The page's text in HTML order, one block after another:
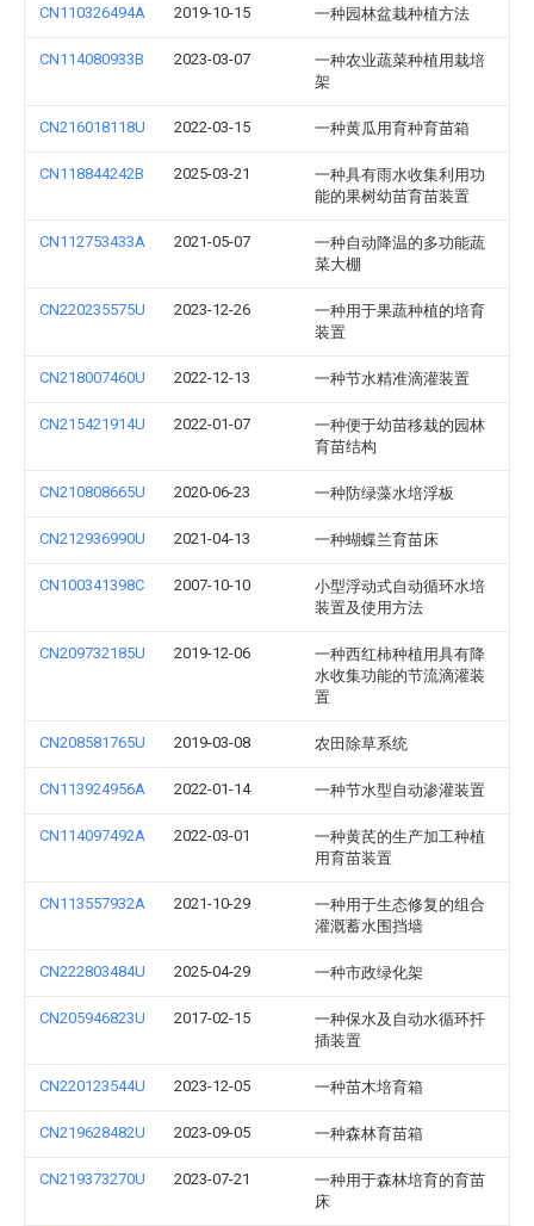
CN110326494A 2019-10-15 一种园林盆栽种植方法
CN114080933B 2023-03-07
一种农业蔬菜种植用栽培
架
CN216018118U 2022-03-15 一种黄瓜用育种育苗箱
CN118844242B 2025-03-21
一种具有雨水收集利用功
能的果树幼苗育苗装置
CN112753433A 2021-05-07
一种自动降温的多功能蔬
菜大棚
CN220235575U 2023-12-26
一种用于果蔬种植的培育
装置
CN218007460U 2022-12-13 一种节水精准滴灌装置
CN215421914U 2022-01-07
一种便于幼苗移栽的园林
育苗结构
CN210808665U 2020-06-23 一种防绿藻水培浮板
CN212936990U 2021-04-13 一种蝴蝶兰育苗床
CN100341398C 2007-10-10
小型浮动式自动循环水培
装置及使用方法
CN209732185U 2019-12-06
一种西红柿种植用具有降
水收集功能的节流滴灌装
置
CN208581765U 2019-03-08 农田除草系统
CN113924956A 2022-01-14 一种节水型自动渗灌装置
CN114097492A 2022-03-01
一种黄芪的生产加工种植
用育苗装置
CN113557932A 2021-10-29
一种用于生态修复的组合
灌溉蓄水围挡墙
CN222803484U 2025-04-29 一种市政绿化架
CN205946823U 2017-02-15
一种保水及自动水循环扦
插装置
CN220123544U 2023-12-05 一种苗木培育箱
CN219628482U 2023-09-05 一种森林育苗箱
CN219373270U 2023-07-21
一种用于森林培育的育苗
床